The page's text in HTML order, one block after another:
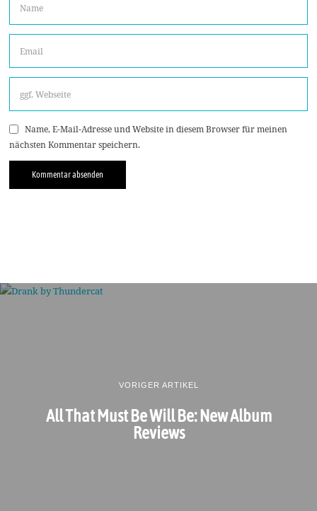
Name, E-Mail-Adresse und Website in diesem Browser für meinen
nächsten Kommentar speichern.
VORIGER ARTIKEL
All That Must Be Will Be: New Album
Reviews